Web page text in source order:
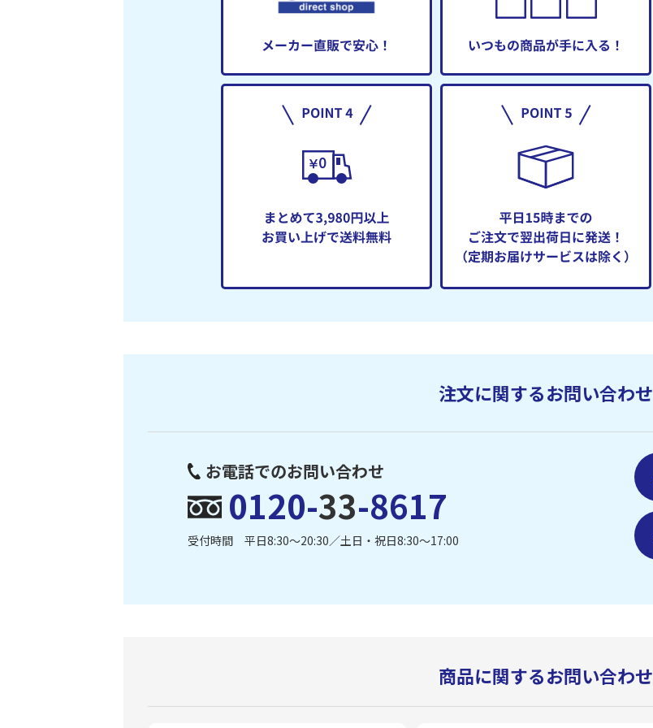
注文に関するお問い合わせ
お電話でのお問い合わせ
0120-33-8617
受付時間 平日8:30〜20:30／土日・祝日8:30〜17:00
商品に関するお問い合わせ